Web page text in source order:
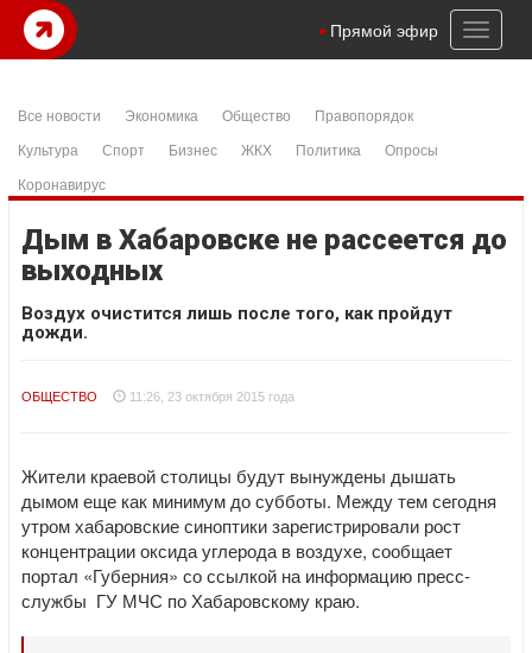
Toggle
Прямой эфир
Все новости Экономика Общество
Правопорядок
Культура
Спорт Бизнес ЖКХ Политика
Опросы
Коронавирус
Дым в Хабаровске не рассеется до
выходных
Воздух очистится лишь после того, как пройдут
дожди.
ОБЩЕСТВО 11:26, 23 октября 2015 года
Жители краевой столицы будут вынуждены дышать
дымом еще как минимум до субботы. Между тем сегодня
утром хабаровские синоптики зарегистрировали рост
концентрации оксида углерода в воздухе, сообщает
портал «Губерния» со ссылкой на информацию пресс-
службы ГУ МЧС по Хабаровскому краю.